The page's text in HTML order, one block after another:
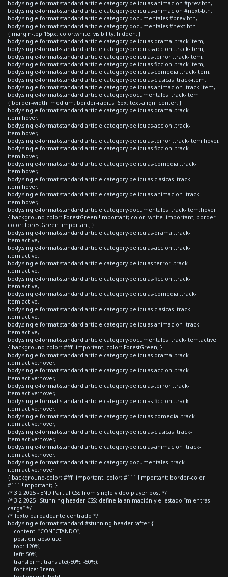
body.single-format-standard article.category-peliculas-animacion #prev-btn,
body.single-format-standard article.category-peliculas-animacion #next-btn,
body.single-format-standard article.category-documentales #prev-btn,
body.single-format-standard article.category-documentales #next-btn
{ margin-top:15px; color:white; visibility: hidden; }
body.single-format-standard article.category-peliculas-drama .track-item,
body.single-format-standard article.category-peliculas-accion .track-item,
body.single-format-standard article.category-peliculas-terror .track-item,
body.single-format-standard article.category-peliculas-ficcion .track-item,
body.single-format-standard article.category-peliculas-comedia .track-item,
body.single-format-standard article.category-peliculas-clasicas .track-item,
body.single-format-standard article.category-peliculas-animacion .track-item,
body.single-format-standard article.category-documentales .track-item
{ border-width: medium; border-radius: 6px; text-align: center; }
body.single-format-standard article.category-peliculas-drama .track-
item:hover,
body.single-format-standard article.category-peliculas-accion .track-
item:hover,
body.single-format-standard article.category-peliculas-terror .track-item:hover,
body.single-format-standard article.category-peliculas-ficcion .track-
item:hover,
body.single-format-standard article.category-peliculas-comedia .track-
item:hover,
body.single-format-standard article.category-peliculas-clasicas .track-
item:hover,
body.single-format-standard article.category-peliculas-animacion .track-
item:hover,
body.single-format-standard article.category-documentales .track-item:hover
{ background-color: ForestGreen !important; color: white !important; border-
color: ForestGreen !important; }
body.single-format-standard article.category-peliculas-drama .track-
item.active,
body.single-format-standard article.category-peliculas-accion .track-
item.active,
body.single-format-standard article.category-peliculas-terror .track-
item.active,
body.single-format-standard article.category-peliculas-ficcion .track-
item.active,
body.single-format-standard article.category-peliculas-comedia .track-
item.active,
body.single-format-standard article.category-peliculas-clasicas .track-
item.active,
body.single-format-standard article.category-peliculas-animacion .track-
item.active,
body.single-format-standard article.category-documentales .track-item.active
{ background-color: #fff !important; color: ForestGreen; }
body.single-format-standard article.category-peliculas-drama .track-
item.active:hover,
body.single-format-standard article.category-peliculas-accion .track-
item.active:hover,
body.single-format-standard article.category-peliculas-terror .track-
item.active:hover,
body.single-format-standard article.category-peliculas-ficcion .track-
item.active:hover,
body.single-format-standard article.category-peliculas-comedia .track-
item.active:hover,
body.single-format-standard article.category-peliculas-clasicas .track-
item.active:hover,
body.single-format-standard article.category-peliculas-animacion .track-
item.active:hover,
body.single-format-standard article.category-documentales .track-
item.active:hover
{ background-color: #fff !important; color: #111 !important; border-color:
#111 !important; }
/* 3.2 2025 - END Partial CSS from single video player post */
/* 3.2 2025 - Stunning header CSS: define la animación y el estado “mientras
carga” */
/* Texto parpadeante centrado */
body.single-format-standard #stunning-header::after {
content: "CONECTANDO";
position: absolute;
top: 120%;
left: 50%;
transform: translate(-50%, -50%);
font-size: 3rem;